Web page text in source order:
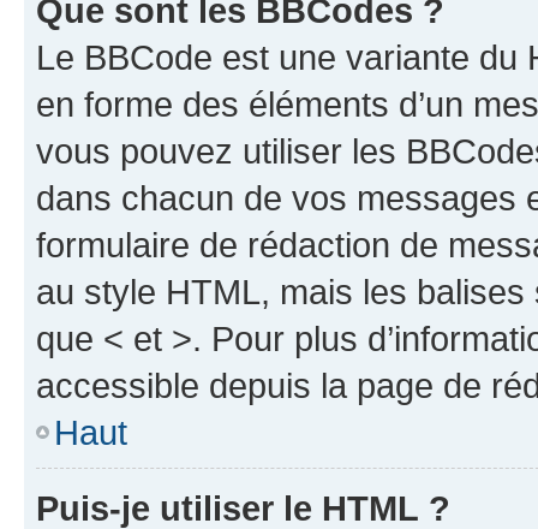
Que sont les BBCodes ?
Le BBCode est une variante du
en forme des éléments d’un
vous pouvez utiliser les
dans chacun de vos messages
formulaire de rédaction de
au style HTML, mais les
que < et >. Pour plus
accessible depuis la page de
Haut
Puis-je utiliser le HTML ?